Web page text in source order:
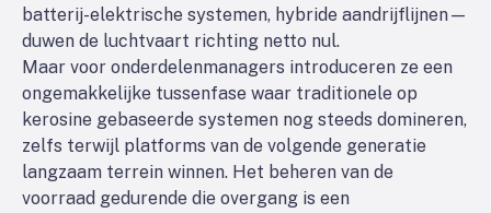
batterij-elektrische systemen, hybride aandrijflijnen—
duwen de luchtvaart richting netto nul.
Maar voor onderdelenmanagers introduceren ze een
ongemakkelijke tussenfase waar traditionele op
kerosine gebaseerde systemen nog steeds domineren,
zelfs terwijl platforms van de volgende generatie
langzaam terrein winnen. Het beheren van de
voorraad gedurende die overgang is een